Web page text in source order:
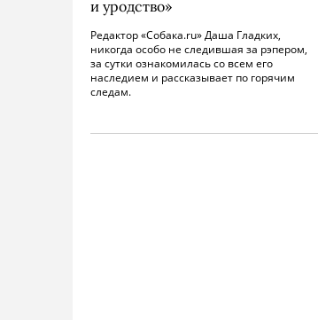
и уродство»
Редактор «Собака.ru» Даша Гладких,
никогда особо не следившая за рэпером,
за сутки ознакомилась со всем его
наследием и рассказывает по горячим
следам.